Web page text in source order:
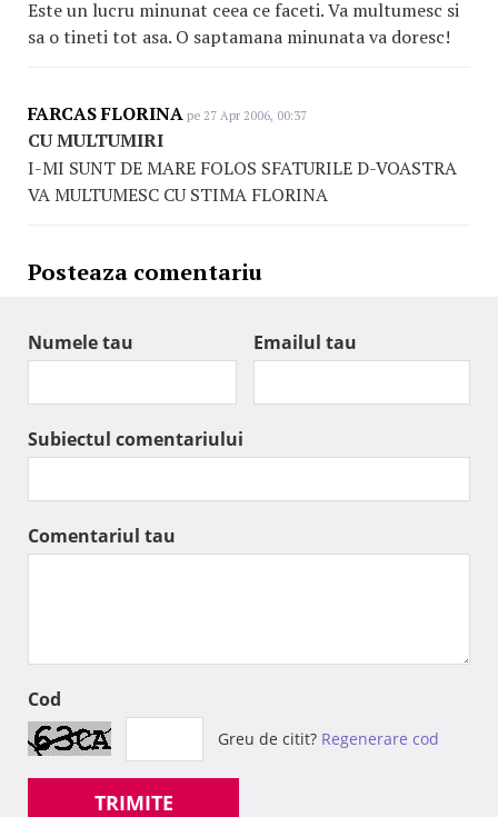
Este un lucru minunat ceea ce faceti. Va multumesc si
sa o tineti tot asa. O saptamana minunata va doresc!
FARCAS FLORINA pe 27 Apr 2006, 00:37
CU MULTUMIRI
I-MI SUNT DE MARE FOLOS SFATURILE D-VOASTRA
VA MULTUMESC CU STIMA FLORINA
Posteaza comentariu
Numele tau Emailul tau
Subiectul comentariului
Comentariul tau
Cod
Greu de citit? Regenerare cod
TRIMITE